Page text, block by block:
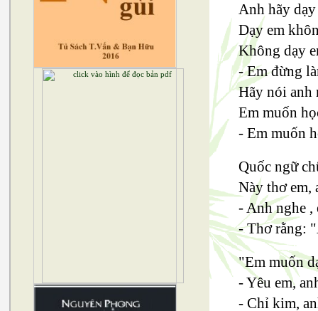
Anh hãy
Dạy em
Không dạy
- Em đừng
Hãy nói anh
Em muốn
- Em muốn
Quốc ngữ
Này thơ em,
- Anh nghe ,
- Thơ rằng:
"Em muốn
- Yêu em,
- Chỉ kim,